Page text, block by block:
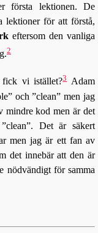
första lektionen. De
lektioner för att förstå,
eftersom den vanliga
2
vi istället?3Adam
och ”clean” men jag
mindre kod men är det
Det är säkert
men jag är ett fan av
det innebär att den är
nödvändigt för samma